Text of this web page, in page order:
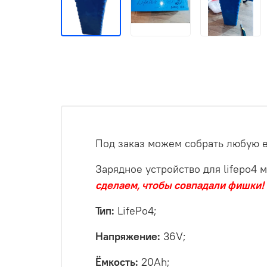
Под заказ можем собрать любую
Зарядное устройство для lifepo4
сделаем, чтобы совпадали фишки!
Тип: LifePo4;
Напряжение: 36V;
Ёмкость: 20Ah;